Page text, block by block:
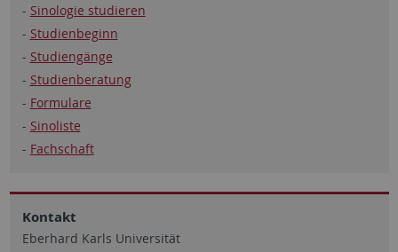
- Sinologie studieren
- Studienbeginn
- Studiengänge
- Studienberatung
- Formulare
- Sinoliste
- Fachschaft
Kontakt
Eberhard Karls Universität